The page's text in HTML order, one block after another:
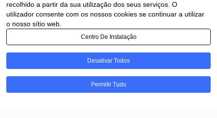
Gerador QR Code
recolhido a partir da sua utilização dos seus serviços. O
utilizador consente com os nossos cookies se continuar a utilizar
o nosso sítio web.
Centro De Instalação
Desativar Todos
Permitir Tudo